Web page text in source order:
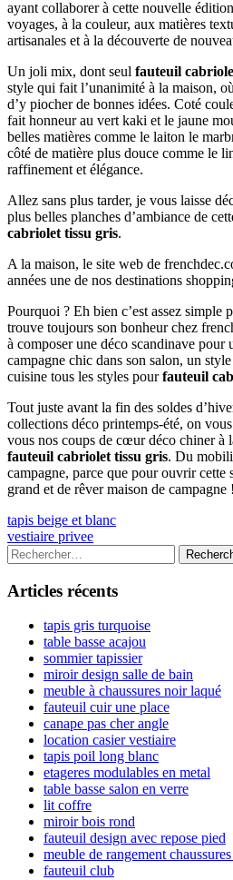
ayant collaborer à cette nouvelle
voyages, à la couleur, aux matières
artisanales et à la découverte de
Un joli mix, dont seul fauteuil
style qui fait l’unanimité à la maison,
d’y piocher de bonnes idées. Coté
fait honneur au vert kaki et le jaune
belles matières comme le laiton le
côté de matière plus douce comme le
raffinement et élégance.
Allez sans plus tarder, je vous laisse
plus belles planches d’ambiance de
cabriolet tissu gris.
A la maison, le site web de
années une de nos destinations
Pourquoi ? Eh bien c’est assez simple
trouve toujours son bonheur chez
à composer une déco scandinave pour
campagne chic dans son salon, un
cuisine tous les styles pourfauteuil
Tout juste avant la fin des soldes
collections déco printemps-été, on
vous nos coups de cœur déco chiner à
fauteuil cabriolet tissu gris. Du
campagne, parce que pour ouvrir cette
grand et de rêver maison de campagne !
Navigation
de
l’article
Previous
article:
tapis beige et blanc
Next
article:
vestiaire privee
Colonne
latérale
principale
Rechercher :
Articles récents
tapis gris turquoise
table basse acajou
sommier tapissier
miroir design salle de bain
meuble à chaussures noir laqué
fauteuil cuir une place
canape pas cher angle
location casier vestiaire
tapis poil long blanc
etageres modulables en metal
table basse salon en verre
lit coffre
miroir bois rond
fauteuil design avec repose pied
meuble de rangement
fauteuil club